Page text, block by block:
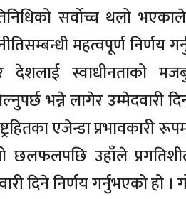
सर्वोच्च थलो
महत्वपूर्ण निर्णय
देशलाई स्वाधीनताको
भन्ने लागेर
एजेन्डा प्रभावकारी
छलफलपछि उहाँले
दिने निर्णय गर्नुभएको हो ।